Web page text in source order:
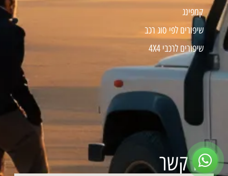
קמפינג
שיפורים לפי סוג רכב
שיפורים לרכבי 4X4
צרו קשר